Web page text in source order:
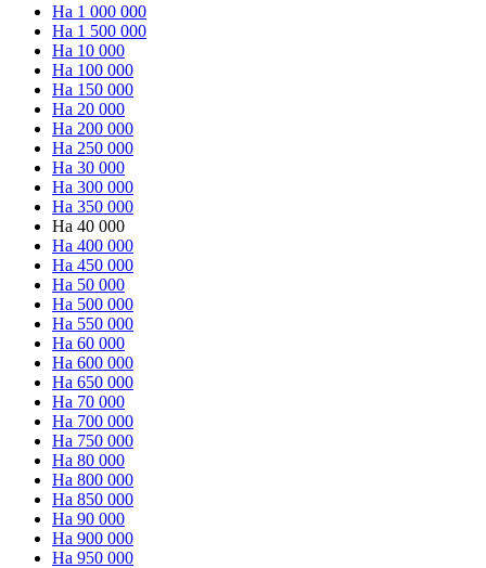
На 1 000 000
На 1 500 000
На 10 000
На 100 000
На 150 000
На 20 000
На 200 000
На 250 000
На 30 000
На 300 000
На 350 000
На 40 000
На 400 000
На 450 000
На 50 000
На 500 000
На 550 000
На 60 000
На 600 000
На 650 000
На 70 000
На 700 000
На 750 000
На 80 000
На 800 000
На 850 000
На 90 000
На 900 000
На 950 000